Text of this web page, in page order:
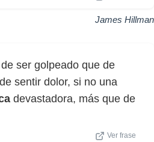
James Hillman
ser golpeado que de
sentir dolor, si no una
devastadora, más que de
Ver frase